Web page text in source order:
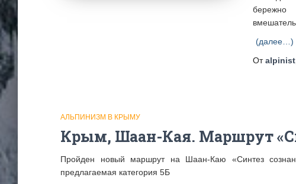
(далее…)
Отalpinist
АЛЬПИНИЗМ В КРЫМУ
Крым, Шаан-Кая. Маршрут
Пройден новый маршрут на Шаан-Каю «Синтез
предлагаемая категория 5Б